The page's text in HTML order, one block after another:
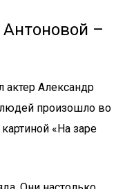
–
актер Александр
произошло во
«На заре